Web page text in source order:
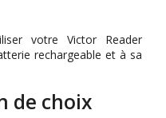
votre Victor Reader
rechargeable et à sa
de choix